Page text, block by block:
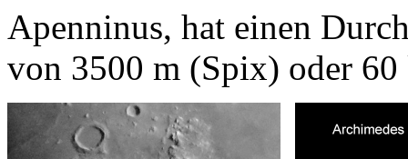
Apenninus, hat einen
von 3500 m (Spix) oder